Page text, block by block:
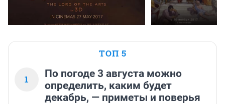
ТОП 5
1
По погоде 3 августа можно
определить, каким будет
декабрь, — приметы и поверья